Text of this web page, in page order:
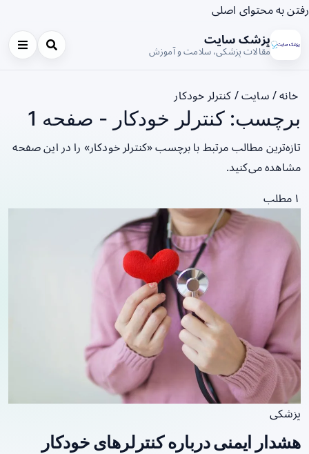
رفتن به محتوای اصلی
پزشک سایت
مقالات پزشکی، سلامت و آموزش
خانه/ سایت/ کنترلر خودکار
برچسب: کنترلر خودکار - صفحه 1
تازه‌ترین مطالب مرتبط با برچسب «کنترلر خودکار» را در این صفحه
مشاهده می‌کنید.
۱ مطلب
پزشکی
هشدار ایمنی درباره کنترلرهای خودکار